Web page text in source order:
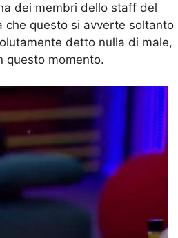
dei membri dello staff del
che questo si avverte soltanto
detto nulla di male,
questo momento.